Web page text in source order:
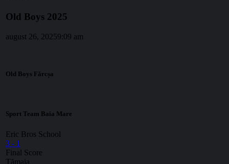
Old Boys 2025
august 26, 20259:09 am
Old Boys Fărcșa
Sport Team Baia Mare
Eric Bros School
3 - 1
Final Score
Tămaia